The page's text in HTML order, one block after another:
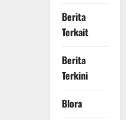
Berita
Terkait
Berita
Terkini
Blora